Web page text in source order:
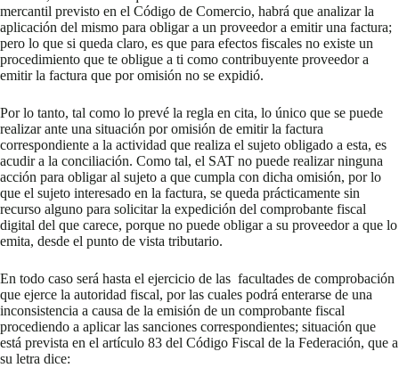
mercantil previsto en el Código de Comercio, habrá que analizar la
aplicación del mismo para obligar a un proveedor a emitir una factura;
pero lo que si queda claro, es que para efectos fiscales no existe un
procedimiento que te obligue a ti como contribuyente proveedor a
emitir la factura que por omisión no se expidió.
Por lo tanto, tal como lo prevé la regla en cita, lo único que se puede
realizar ante una situación por omisión de emitir la factura
correspondiente a la actividad que realiza el sujeto obligado a esta, es
acudir a la conciliación. Como tal, el SAT no puede realizar ninguna
acción para obligar al sujeto a que cumpla con dicha omisión, por lo
que el sujeto interesado en la factura, se queda prácticamente sin
recurso alguno para solicitar la expedición del comprobante fiscal
digital del que carece, porque no puede obligar a su proveedor a que lo
emita, desde el punto de vista tributario.
En todo caso será hasta el ejercicio de las facultades de comprobación
que ejerce la autoridad fiscal, por las cuales podrá enterarse de una
inconsistencia a causa de la emisión de un comprobante fiscal
procediendo a aplicar las sanciones correspondientes; situación que
está prevista en el artículo 83 del Código Fiscal de la Federación, que a
su letra dice: